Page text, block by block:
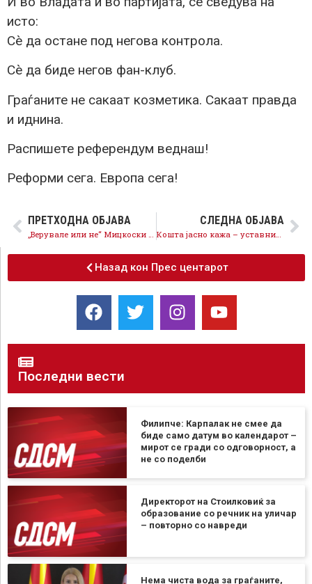
исто:
Сè да остане под негова контрола.
Сè да биде негов фан-клуб.
Граѓаните не сакаат козметика. Сакаат правда
и иднина.
Распишете референдум веднаш!
Реформи сега. Европа сега!
ПРЕТХОДНА ОБЈАВА СЛЕДНА ОБЈАВА
Кошта јасно кажа – уставните измени се единствениот пат, Мицкоски ги лажеше граѓаните
Назад кон Прес центарот
Последни вести
Филипче: Карпалак не смее да
биде само датум во календарот –
мирот се гради со одговорност, а
не со поделби
Директорот на Стоилковиќ за
образование со речник на уличар
– повторно со навреди
Нема чиста вода за граѓаните,